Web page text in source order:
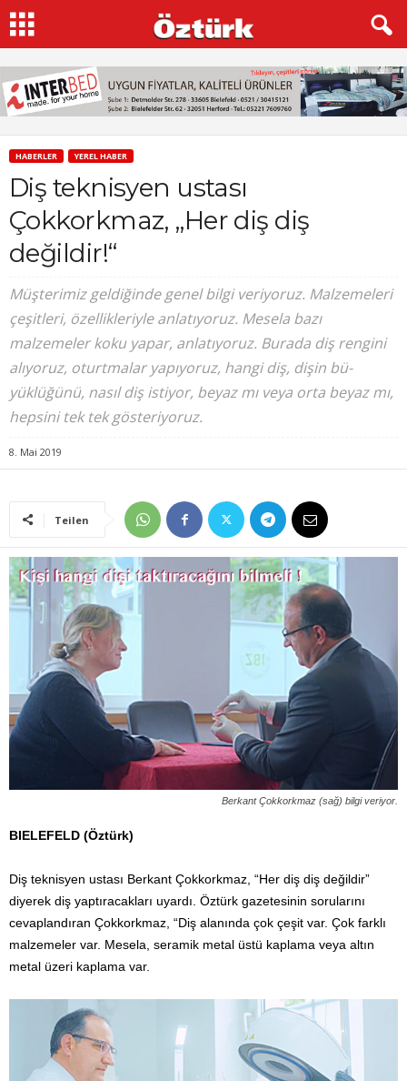
HABERLER YEREL HABER
Diş teknisyen ustası
Çokkorkmaz, „Her diş diş
değildir!“
Müşterimiz geldiğinde genel bilgi veriyoruz. Malzemeleri
çeşitleri, özellikleriyle anlatıyoruz. Mesela bazı
malzemeler koku yapar, anlatıyoruz. Burada diş rengini
alıyoruz, oturtmalar yapıyoruz, hangi diş, dişin bü-
yüklüğünü, nasıl diş istiyor, beyaz mı veya orta beyaz mı,
hepsini tek tek gösteriyoruz.
8. Mai 2019
Teilen
Berkant Çokkorkmaz (sağ) bilgi veriyor.
BIELEFELD (Öztürk)
Diş teknisyen ustası Berkant Çokkorkmaz, “Her diş diş değildir”
diyerek diş yaptıracakları uyardı. Öztürk gazetesinin sorularını
cevaplandıran Çokkorkmaz, “Diş alanında çok çeşit var. Çok farklı
malzemeler var. Mesela, seramik metal üstü kaplama veya altın
metal üzeri kaplama var.